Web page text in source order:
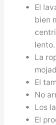
El
bien
lento.
La
El
No
Los
El